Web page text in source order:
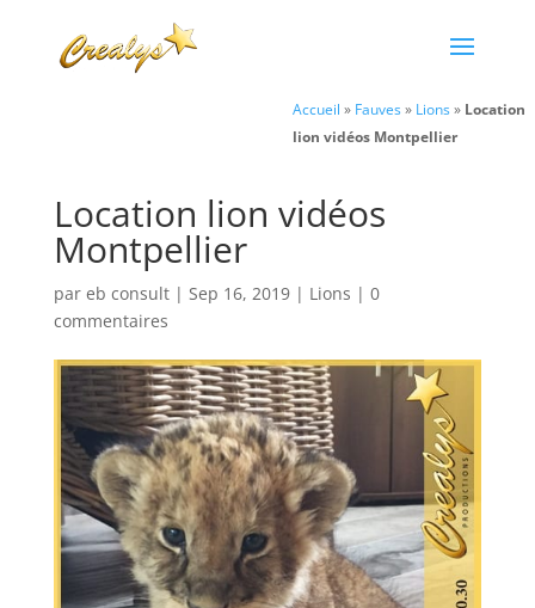
Accueil » Fauves» Lions» Location
lion vidéos Montpellier
Location lion vidéos
Montpellier
par eb consult| Sep 16, 2019| Lions | 0
commentaires